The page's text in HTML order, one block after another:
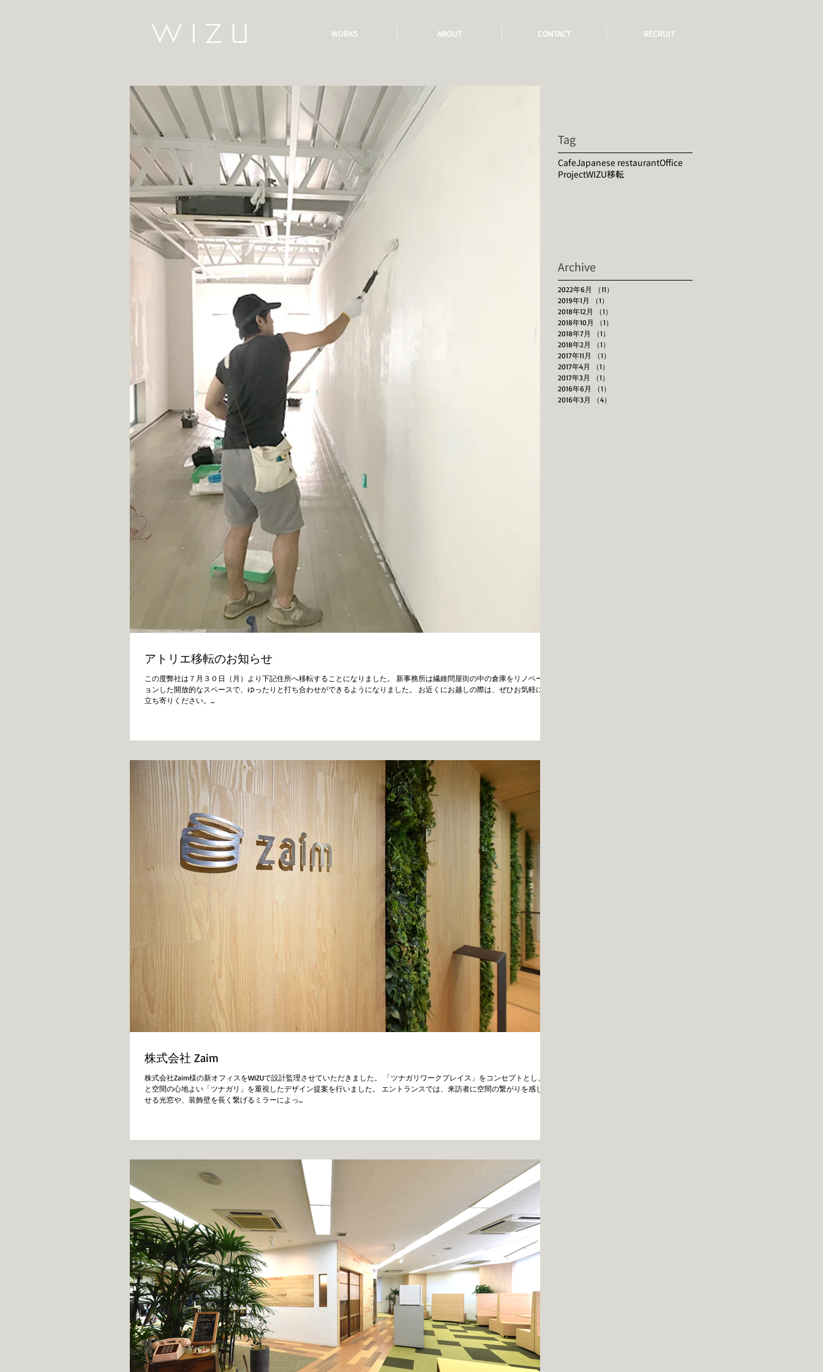
WORKS ABOUT CONTACT RECRUIT
アトリエ移転のお知らせ
この度弊社は７月３０日（月）より下記住所へ移転することになりました。 新事務所は繊維問屋街の中の倉庫をリノベーシ
ョンした開放的なスペースで、ゆったりと打ち合わせができるようになりました。 お近くにお越しの際は、ぜひお気軽にお
立ち寄りください。...
株式会社 Zaim
株式会社Zaim様の新オフィスをWIZUで設計監理させていただきました。 「ツナガリワークプレイス」をコンセプトとし、人
と空間の心地よい「ツナガリ」を重視したデザイン提案を行いました。 エントランスでは、来訪者に空間の繋がりを感じさ
せる光窓や、装飾壁を長く繋げるミラーによっ...
Tag
CafeJapanese restaurantOffice
ProjectWIZU移転
Archive
2022年6月 （11）
2019年1月
（1）
2018年12月
（1）
2018年10月
（1）
2018年7月
（1）
2018年2月
（1）
2017年11月
（1）
2017年4月
（1）
2017年3月
（1）
2016年6月
（1）
2016年3月
（4）